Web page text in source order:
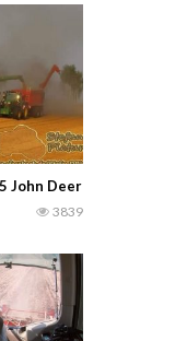
Deere S685i. Dies
3839